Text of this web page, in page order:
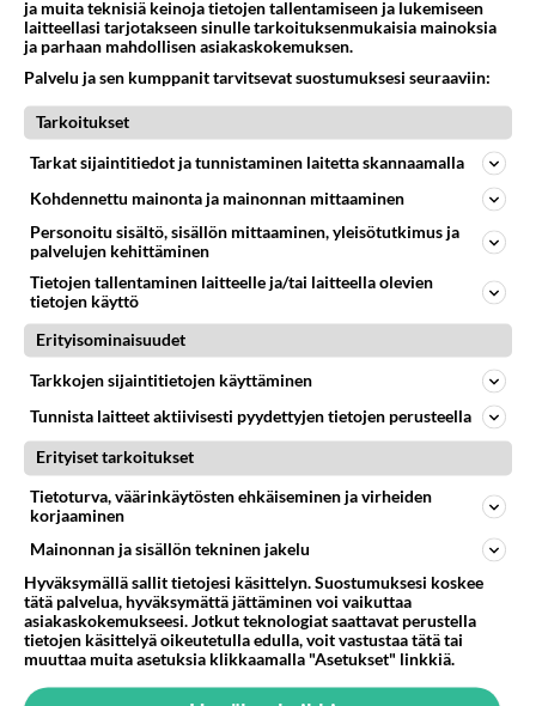
Marsut ja allergia
Lapsemme haluaisivat ottaa lemmikiksi marsun.
Allergioiden vuoksi asia on jäänyt harkinta-asteelle,
pojallamme on nimitt...
06.03.2004 16:47 31 19041 0
Sijaiskoti kanille tarjolla!
Otan vastaan lopetusuhan alla olevia tai kiireellisesti
pois annettavia kaneja hyvään ja asiantuntevaan
sijaiskotiin! T...
ja muita teknisiä keinoja tietojen tallentamiseen ja lukemiseen
laitteellasi tarjotakseen sinulle tarkoituksenmukaisia mainoksia
ja parhaan mahdollisen asiakaskokemuksen.
Palvelu ja sen kumppanit tarvitsevat suostumuksesi seuraaviin:
Tarkoitukset
Tarkat sijaintitiedot ja tunnistaminen laitetta skannaamalla
Kohdennettu mainonta ja mainonnan mittaaminen
Personoitu sisältö, sisällön mittaaminen, yleisötutkimus ja
palvelujen kehittäminen
Tietojen tallentaminen laitteelle ja/tai laitteella olevien
tietojen käyttö
Erityisominaisuudet
Tarkkojen sijaintitietojen käyttäminen
Tunnista laitteet aktiivisesti pyydettyjen tietojen perusteella
Erityiset tarkoitukset
Tietoturva, väärinkäytösten ehkäiseminen ja virheiden
korjaaminen
Mainonnan ja sisällön tekninen jakelu
Hyväksymällä sallit tietojesi käsittelyn. Suostumuksesi koskee
tätä palvelua, hyväksymättä jättäminen voi vaikuttaa
asiakaskokemukseesi. Jotkut teknologiat saattavat perustella
tietojen käsittelyä oikeutetulla edulla, voit vastustaa tätä tai
muuttaa muita asetuksia klikkaamalla "Asetukset" linkkiä.